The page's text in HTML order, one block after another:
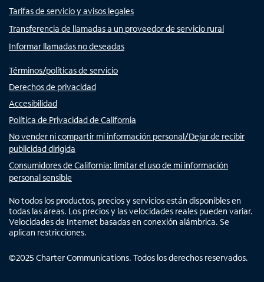
Tarifas de servicio y avisos legales
Transferencia de llamadas a un proveedor de servicio rural
Informar llamadas no deseadas
Términos/políticas de servicio
Derechos de privacidad
Accesibilidad
Política de Privacidad de California
No vender ni compartir mi información personal/Dejar de recibir
publicidad dirigida
Consumidores de California: limitar el uso de mi información
personal sensible
No todos los productos, precios y servicios están disponibles en
todas las áreas. Los precios y las velocidades reales pueden variar.
Velocidades de Internet basadas en conexión alámbrica. Se
aplican restricciones.
©2025 Charter Communications. Todos los derechos reservados.